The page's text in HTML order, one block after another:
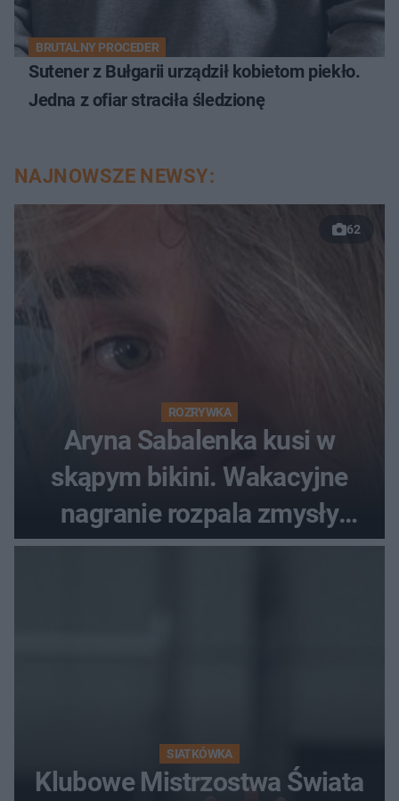
BRUTALNY PROCEDER
Sutener z Bułgarii urządził kobietom piekło.
Jedna z ofiar straciła śledzionę
NAJNOWSZE NEWSY:
62
ROZRYWKA
Aryna Sabalenka kusi w
skąpym bikini. Wakacyjne
nagranie rozpala zmysły
fanów
SIATKÓWKA
Klubowe Mistrzostwa Świata